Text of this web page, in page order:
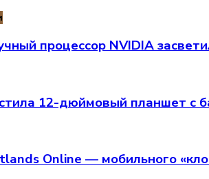
процессор NVIDIA
12-дюймовый планшет с
Online — мобильного